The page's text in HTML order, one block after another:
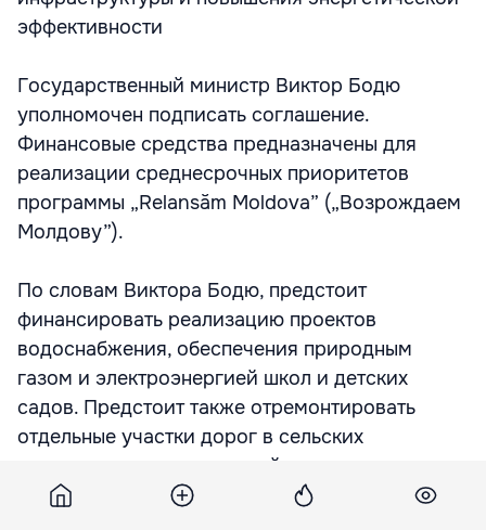
эффективности
Государственный министр Виктор Бодю
уполномочен подписать соглашение.
Финансовые средства предназначены для
реализации среднесрочных приоритетов
программы „Relansăm Moldova” („Возрождаем
Молдову”).
По словам Виктора Бодю, предстоит
финансировать реализацию проектов
водоснабжения, обеспечения природным
газом и электроэнергией школ и детских
садов. Предстоит также отремонтировать
отдельные участки дорог в сельских
населенных пунктах на всей территории
Республики Молдова.